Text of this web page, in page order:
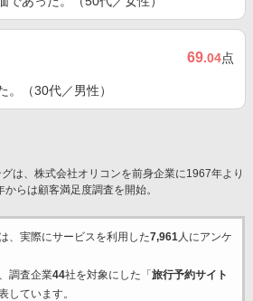
69.04点
。（30代／男性）
は、株式会社オリコンを前身企業に1967年より
らは顧客満足度調査を開始。
、実際にサービスを利用した7,961人にアンケ
調査企業44社を対象にした「 旅行予約サイト
しています。